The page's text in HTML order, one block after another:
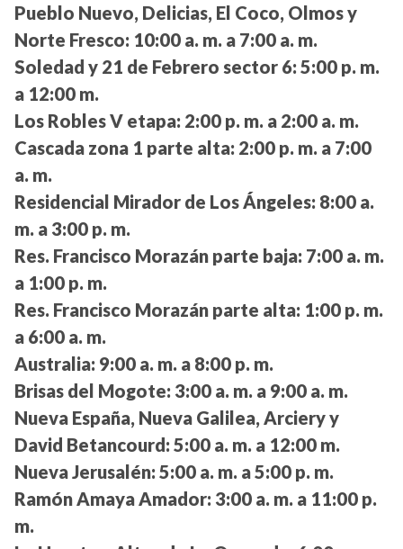
Pueblo Nuevo, Delicias, El Coco, Olmos y
Norte Fresco: 10:00 a. m. a 7:00 a. m.
Soledad y 21 de Febrero sector 6: 5:00 p. m.
a 12:00 m.
Los Robles V etapa: 2:00 p. m. a 2:00 a. m.
Cascada zona 1 parte alta: 2:00 p. m. a 7:00
a. m.
Residencial Mirador de Los Ángeles: 8:00 a.
m. a 3:00 p. m.
Res. Francisco Morazán parte baja: 7:00 a. m.
a 1:00 p. m.
Res. Francisco Morazán parte alta: 1:00 p. m.
a 6:00 a. m.
Australia: 9:00 a. m. a 8:00 p. m.
Brisas del Mogote: 3:00 a. m. a 9:00 a. m.
Nueva España, Nueva Galilea, Arciery y
David Betancourd: 5:00 a. m. a 12:00 m.
Nueva Jerusalén: 5:00 a. m. a 5:00 p. m.
Ramón Amaya Amador: 3:00 a. m. a 11:00 p.
m.